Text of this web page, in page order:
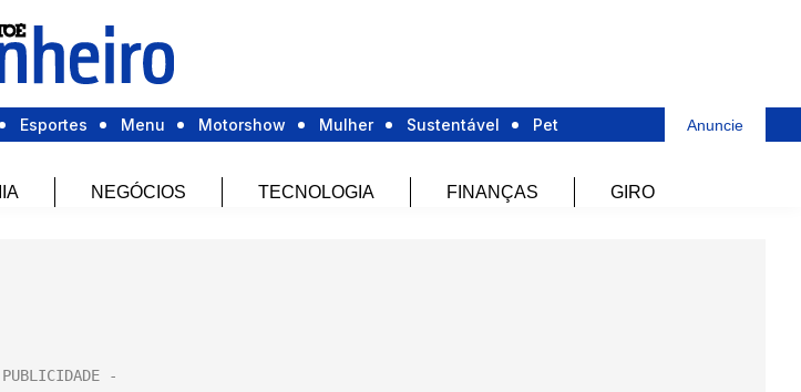
Esportes Menu Motorshow Mulher Sustentável Pet Anuncie
NEGÓCIOS TECNOLOGIA FINANÇAS GIRO